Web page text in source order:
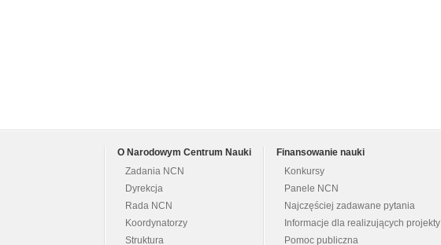
O Narodowym Centrum Nauki
Zadania NCN
Dyrekcja
Rada NCN
Koordynatorzy
Struktura
Finansowanie nauki
Konkursy
Panele NCN
Najczęściej zadawane pytania
Informacje dla realizujących projekty
Pomoc publiczna